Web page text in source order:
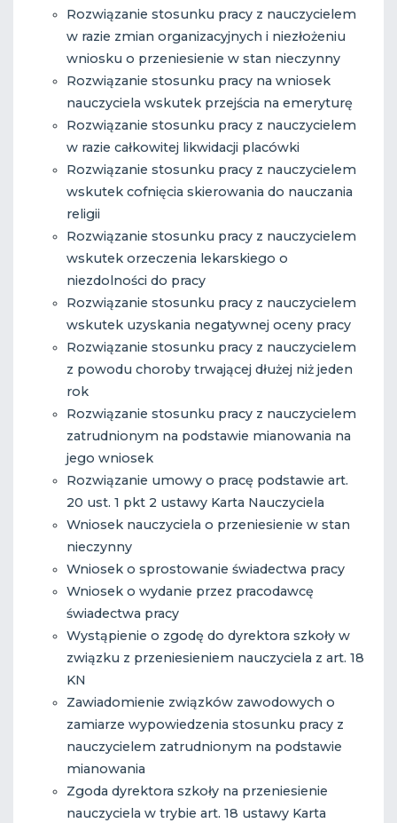
Rozwiązanie stosunku pracy z nauczycielem
w razie zmian organizacyjnych i niezłożeniu
wniosku o przeniesienie w stan nieczynny
Rozwiązanie stosunku pracy na wniosek
nauczyciela wskutek przejścia na emeryturę
Rozwiązanie stosunku pracy z nauczycielem
w razie całkowitej likwidacji placówki
Rozwiązanie stosunku pracy z nauczycielem
wskutek cofnięcia skierowania do nauczania
religii
Rozwiązanie stosunku pracy z nauczycielem
wskutek orzeczenia lekarskiego o
niezdolności do pracy
Rozwiązanie stosunku pracy z nauczycielem
wskutek uzyskania negatywnej oceny pracy
Rozwiązanie stosunku pracy z nauczycielem
z powodu choroby trwającej dłużej niż jeden
rok
Rozwiązanie stosunku pracy z nauczycielem
zatrudnionym na podstawie mianowania na
jego wniosek
Rozwiązanie umowy o pracę podstawie art.
20 ust. 1 pkt 2 ustawy Karta Nauczyciela
Wniosek nauczyciela o przeniesienie w stan
nieczynny
Wniosek o sprostowanie świadectwa pracy
Wniosek o wydanie przez pracodawcę
świadectwa pracy
Wystąpienie o zgodę do dyrektora szkoły w
związku z przeniesieniem nauczyciela z art. 18
KN
Zawiadomienie związków zawodowych o
zamiarze wypowiedzenia stosunku pracy z
nauczycielem zatrudnionym na podstawie
mianowania
Zgoda dyrektora szkoły na przeniesienie
nauczyciela w trybie art. 18 ustawy Karta